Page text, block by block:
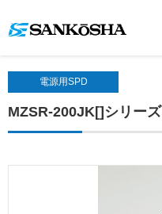
電源用SPD
MZSR-200JK[]シリーズ